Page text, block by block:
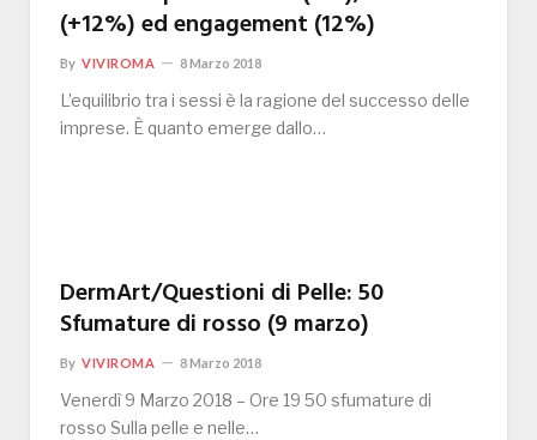
(+12%) ed engagement (12%)
By VIVIROMA 8 Marzo 2018
L’equilibrio tra i sessi è la ragione del successo delle
imprese. È quanto emerge dallo…
DermArt/Questioni di Pelle: 50
Sfumature di rosso (9 marzo)
By VIVIROMA 8 Marzo 2018
Venerdì 9 Marzo 2018 – Ore 19 50 sfumature di
rosso Sulla pelle e nelle…